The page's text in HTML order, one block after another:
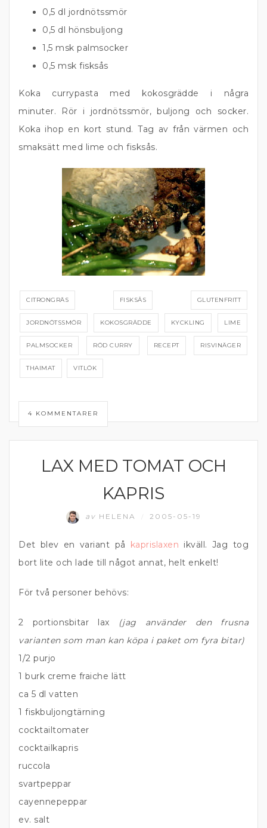
0,5 dl jordnötssmör
0,5 dl hönsbuljong
1,5 msk palmsocker
0,5 msk fisksås
Koka currypasta med kokosgrädde i några
minuter. Rör i jordnötssmör, buljong och socker.
Koka ihop en kort stund. Tag av från värmen och
smaksätt med lime och fisksås.
CITRONGRÄS FISKSÅS GLUTENFRITT
JORDNÖTSSMÖR KOKOSGRÄDDE KYCKLING LIME
PALMSOCKER RÖD CURRY RECEPT RISVINÄGER
THAIMAT VITLÖK
4 KOMMENTARER
FISKLAX MED TOMAT OCH
KAPRIS
av HELENA 2005-05-19
Det blev en variant på kaprislaxen ikväll. Jag tog
bort lite och lade till något annat, helt enkelt!
För två personer behövs:
2 portionsbitar lax
(jag använder den frusna
varianten som man kan köpa i paket om fyra bitar)
1/2 purjo
1 burk creme fraiche lätt
ca 5 dl vatten
1 fiskbuljongtärning
cocktailtomater
cocktailkapris
ruccola
svartpeppar
cayennepeppar
ev. salt